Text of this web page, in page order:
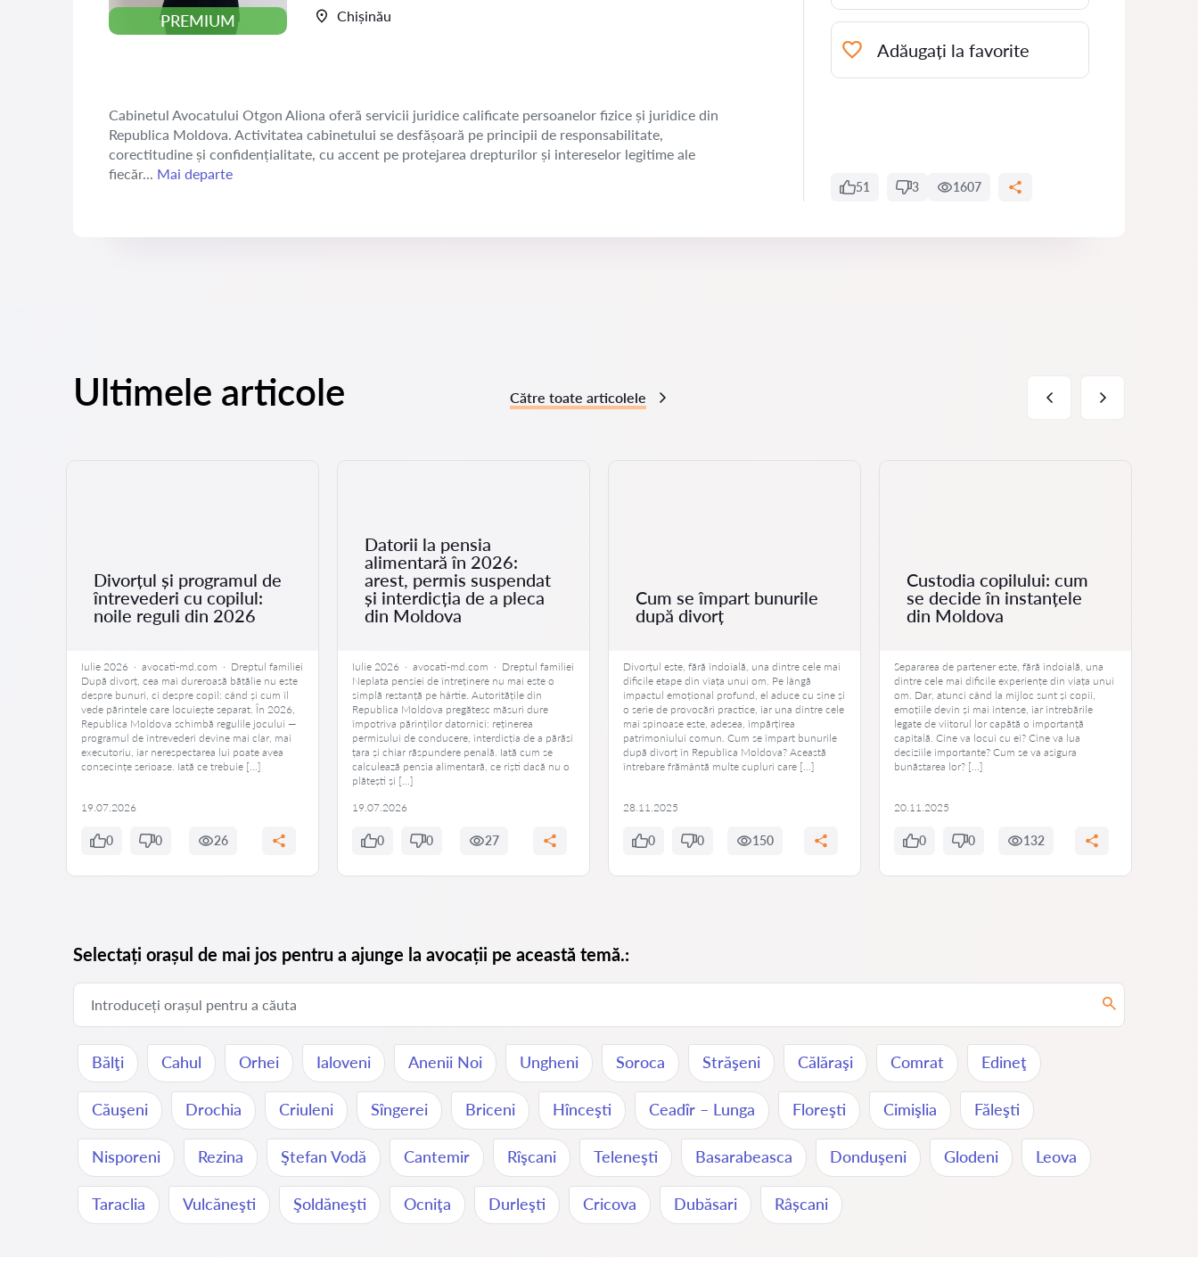
PREMIUM
Chișinău
Cabinetul Avocatului Otgon Aliona oferă servicii juridice calificate persoanelor fizice și juridice din
Republica Moldova. Activitatea cabinetului se desfășoară pe principii de responsabilitate,
corectitudine și confidențialitate, cu accent pe protejarea drepturilor și intereselor legitime ale
fiecăr... Mai departe
Adăugați la favorite
51 3 1607
Ultimele articole Către toate articolele
Divorțul și programul de
întrevederi cu copilul:
noile reguli din 2026
Iulie 2026 · avocati-md.com · Dreptul familiei
După divorț, cea mai dureroasă bătălie nu este
despre bunuri, ci despre copil: când și cum îl
vede părintele care locuiește separat. În 2026,
Republica Moldova schimbă regulile jocului —
programul de întrevederi devine mai clar, mai
executoriu, iar nerespectarea lui poate avea
consecințe serioase. Iată ce trebuie […]
19.07.2026
0 0 26
Datorii la pensia
alimentară în 2026:
arest, permis suspendat
și interdicția de a pleca
din Moldova
Iulie 2026 · avocati-md.com · Dreptul familiei
Neplata pensiei de întreținere nu mai este o
simplă restanță pe hârtie. Autoritățile din
Republica Moldova pregătesc măsuri dure
împotriva părinților datornici: reținerea
permisului de conducere, interdicția de a părăsi
țara și chiar răspundere penală. Iată cum se
calculează pensia alimentară, ce riști dacă nu o
plătești și […]
19.07.2026
0 0 27
Cum se împart bunurile
după divorț
Divorțul este, fără îndoială, una dintre cele mai
dificile etape din viața unui om. Pe lângă
impactul emoțional profund, el aduce cu sine și
o serie de provocări practice, iar una dintre cele
mai spinoase este, adesea, împărțirea
patrimoniului comun. Cum se împart bunurile
după divorț în Republica Moldova? Această
întrebare frământă multe cupluri care […]
28.11.2025
0 0 150
Custodia copilului: cum
se decide în instanțele
din Moldova
Separarea de partener este, fără îndoială, una
dintre cele mai dificile experiențe din viața unui
om. Dar, atunci când la mijloc sunt și copii,
emoțiile devin și mai intense, iar întrebările
legate de viitorul lor capătă o importanță
capitală. Cine va locui cu ei? Cine va lua
deciziile importante? Cum se va asigura
bunăstarea lor? […]
20.11.2025
0 0 132
Selectați orașul de mai jos pentru a ajunge la avocații pe această temă.:
Bălţi Cahul Orhei Ialoveni Anenii Noi Ungheni Soroca Străşeni Călăraşi Comrat Edineţ
Căuşeni Drochia Criuleni Sîngerei Briceni Hînceşti Ceadîr – Lunga Floreşti Cimişlia Făleşti
Nisporeni Rezina Ştefan Vodă Cantemir Rîşcani Teleneşti Basarabeasca Donduşeni Glodeni Leova
Taraclia Vulcăneşti Şoldăneşti Ocniţa Durleşti Cricova Dubăsari Râșcani